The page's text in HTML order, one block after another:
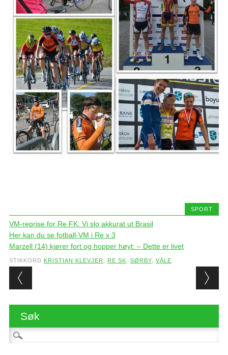
SPORT
VM-reprise for Re FK: Vi slo akkurat ut Brasil
Her kan du se fotball-VM i Re x 3
Marzell (14) kjører fort og hopper høyt: – Dette er livet
STIKKORD KRISTIAN KLEVJER RE SK SØRBY, VÅLE
Post navigation
Søk
Søk etter: